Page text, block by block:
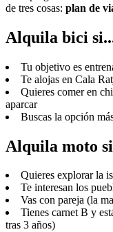
de tres cosas: plan de
Alquila bici
Tu objetivo es
Te alojas en Cala
Quieres comer en
aparcar
Buscas la opción
Alquila moto
Quieres explorar la
Te interesan los
Vas con pareja (la
Tienes carnet B y
tras 3 años)